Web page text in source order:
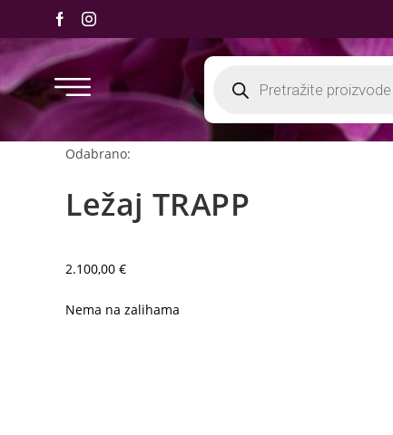
Odabrano:
Ležaj TRAPP
2.100,00 €
Nema na zalihama